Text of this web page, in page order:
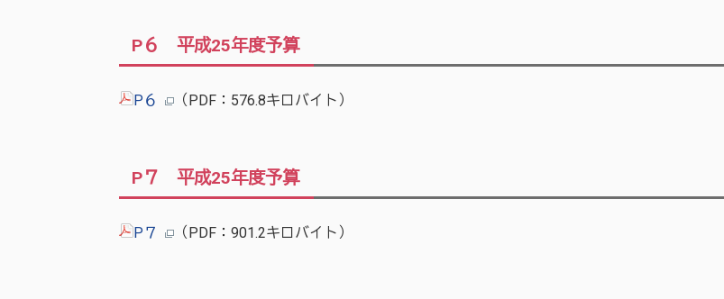
P６ 平成25年度予算
P６ （PDF：576.8キロバイト）
P７ 平成25年度予算
P７ （PDF：901.2キロバイト）